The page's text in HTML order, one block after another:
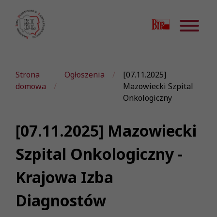
Strona
domowa
Ogłoszenia
[07.11.2025]
Mazowiecki Szpital
Onkologiczny
[07.11.2025] Mazowiecki
Szpital Onkologiczny -
Krajowa Izba
Diagnostów